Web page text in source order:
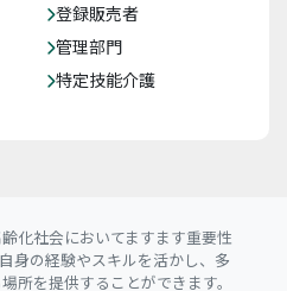
登録販売者
管理部門
特定技能介護
化社会においてますます重要性
身の経験やスキルを活かし、多
所を提供することができます。